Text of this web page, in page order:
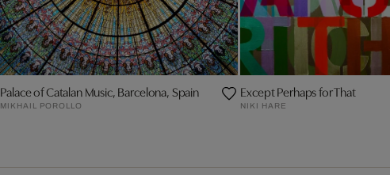
Palace of Catalan Music, Barcelona, Spain
MIKHAIL POROLLO
Except Perhaps for That
NIKI HARE